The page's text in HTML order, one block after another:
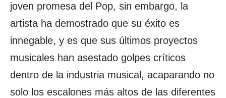
joven promesa del Pop, sin embargo, la
artista ha demostrado que su éxito es
innegable, y es que sus últimos proyectos
musicales han asestado golpes críticos
dentro de la industria musical, acaparando no
solo los escalones más altos de las diferentes